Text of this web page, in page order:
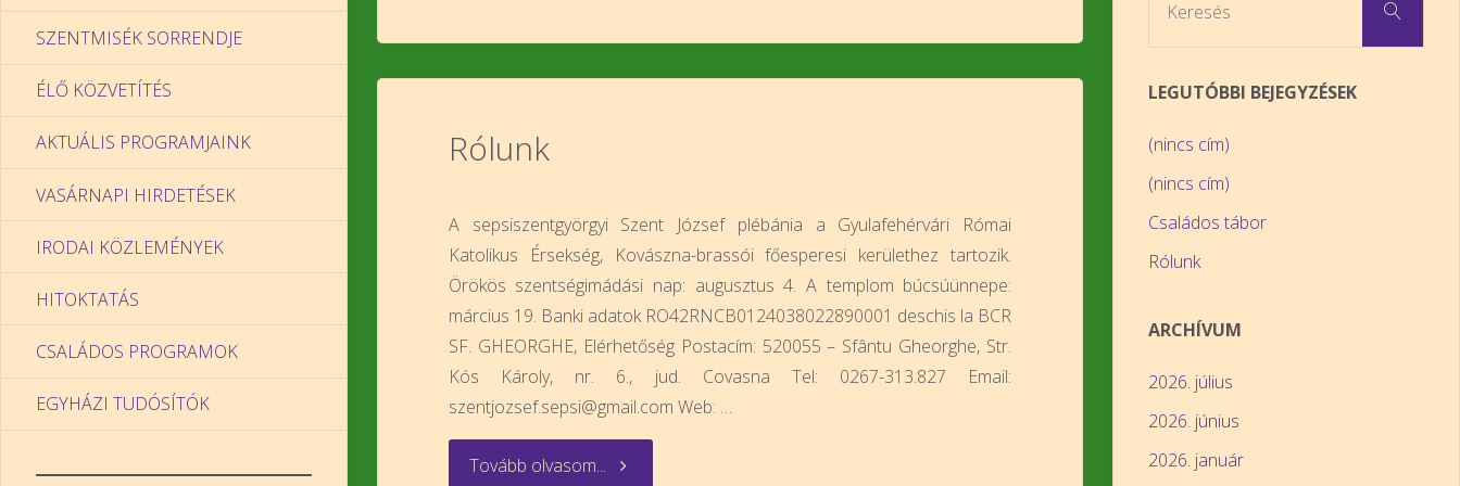
Rólunk
A sepsiszentgyörgyi Szent József plébánia a Gyulafehérvári Római
Katolikus Érsekség, Kovászna-brassói főesperesi kerülethez tartozik.
Örökös szentségimádási nap: augusztus 4. A templom búcsúünnepe:
március 19. Banki adatok RO42RNCB0124038022890001 deschis la BCR
SF. GHEORGHE, Elérhetőség Postacím: 520055 – Sfântu Gheorghe, Str.
Kós Károly, nr. 6., jud. Covasna Tel: 0267-313.827 Email:
szentjozsef.sepsi@gmail.com Web: …
Tovább olvasom... "Rólunk"
SZENTMISÉK SORRENDJE
ÉLŐ KÖZVETÍTÉS
AKTUÁLIS PROGRAMJAINK
VASÁRNAPI HIRDETÉSEK
IRODAI KÖZLEMÉNYEK
HITOKTATÁS
CSALÁDOS PROGRAMOK
EGYHÁZI TUDÓSÍTÓK
Keresés
LEGUTÓBBI BEJEGYZÉSEK
(nincs cím)
(nincs cím)
Családos tábor
Rólunk
ARCHÍVUM
2026. július
2026. június
2026. január